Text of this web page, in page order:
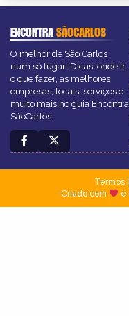
ENCONTRASÃOCARLOS
O melhor de São Carlos
num só lugar! Dicas, onde ir,
o que fazer, as melhores
empresas, locais, serviços e
muito mais no guia Encontra
SãoCarlos.
Termos|
Criado com
e